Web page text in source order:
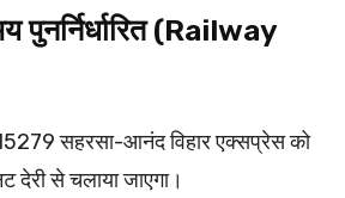
पुनर्निर्धारित (Railway
सहरसा-आनंद विहार एक्सप्रेस को
देरी से चलाया जाएगा।